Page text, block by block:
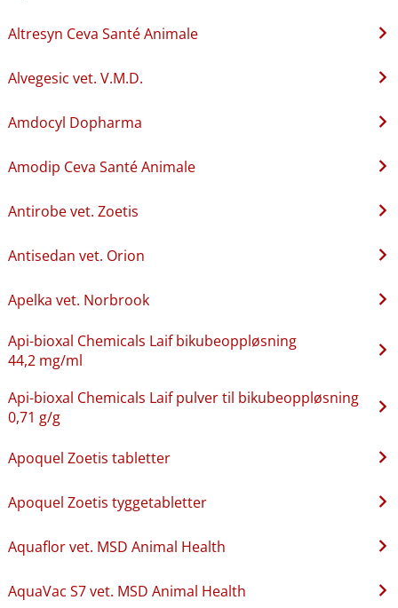
Altresyn Ceva Santé Animale
Alvegesic vet. V.M.D.
Amdocyl Dopharma
Amodip Ceva Santé Animale
Antirobe vet. Zoetis
Antisedan vet. Orion
Apelka vet. Norbrook
Api-bioxal Chemicals Laif bikubeoppløsning
44,2 mg/ml
Api-bioxal Chemicals Laif pulver til bikubeoppløsning
0,71 g/g
Apoquel Zoetis tabletter
Apoquel Zoetis tyggetabletter
Aquaflor vet. MSD Animal Health
AquaVac S7 vet. MSD Animal Health